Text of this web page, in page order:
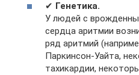
✔ Генетика.
У людей с
сердца аритмии
ряд аритмий
Паркинсон-Уайта,
тахикардии,